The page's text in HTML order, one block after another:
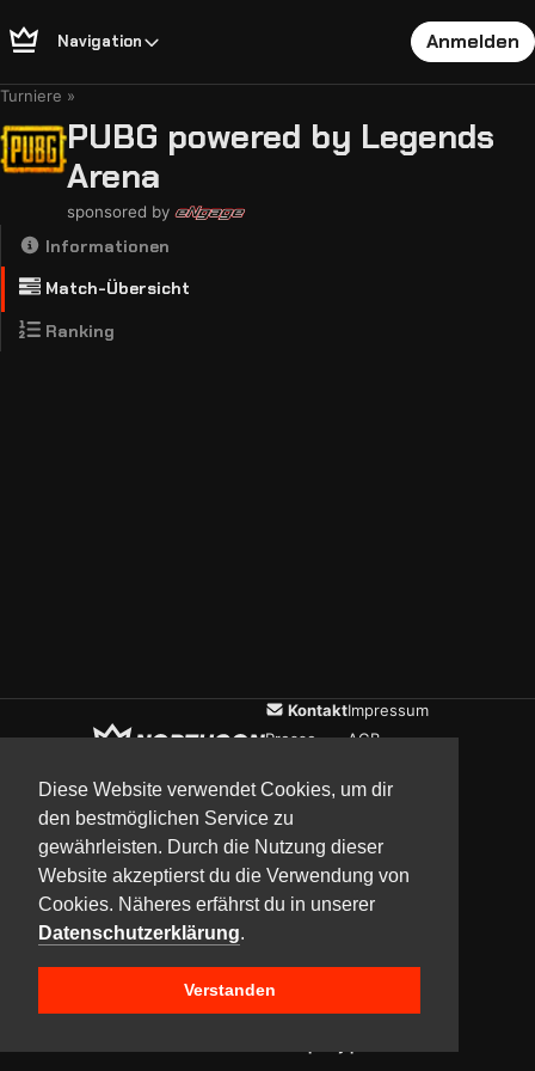
Diese Website verwendet Cookies, um dir
den bestmöglichen Service zu
gewährleisten. Durch die Nutzung dieser
Website akzeptierst du die Verwendung von
Cookies. Näheres erfährst du in unserer
Datenschutzerklärung.
Verstanden
Navigation Anmelden
Turniere
PUBG powered by Legends
Arena
sponsored by
Informationen
Match-Übersicht
Ranking
Kontakt
Presse
Impressum
AGB
UpdatesCommunityMedia